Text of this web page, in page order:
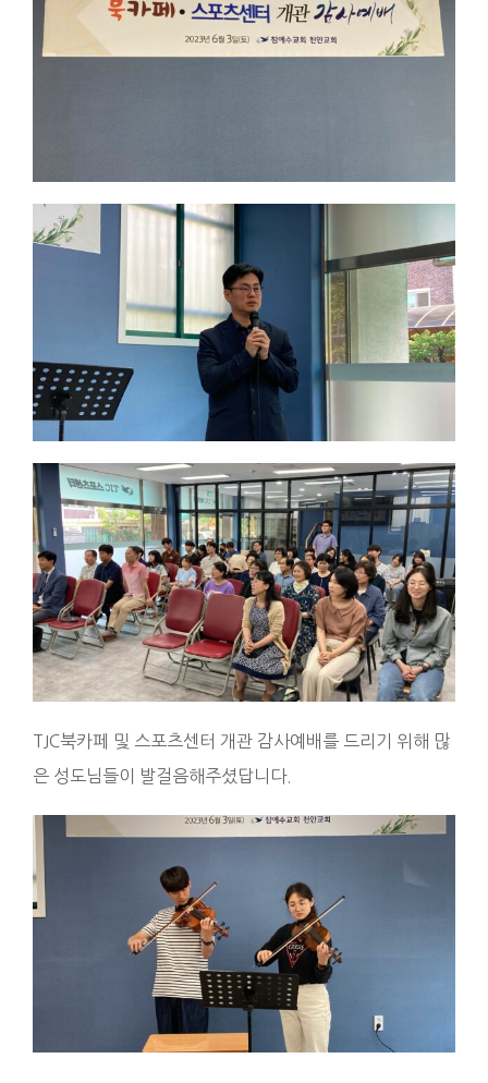
TJC북카페 및 스포츠센터 개관 감사예배를 드리기 위해 많
은 성도님들이 발걸음해주셨답니다.